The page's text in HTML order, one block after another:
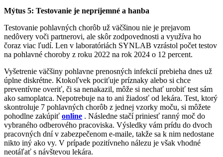
Mýtus 5: Testovanie je nepríjemné a hanba
Testovanie pohlavných chorôb už väčšinou nie je prejavom
nedôvery voči partnerovi, ale skôr zodpovednosti a využíva ho
čoraz viac ľudí. Len v laboratóriách SYNLAB vzrástol počet testov
na pohlavné choroby z roku 2022 na rok 2024 o 12 percent.
Vyšetrenie väčšiny pohlavne prenosných infekcií prebieha dnes už
úplne diskrétne. Ktokoľvek pociťuje príznaky alebo si chce
preventívne overiť, či sa nenakazil, môže si nechať urobiť test sám
ako samoplatca. Nepotrebuje na to ani žiadosť od lekára. Test, ktorý
skontroluje 7 pohlavných chorôb z jednej vzorky moču, si môžete
pohodlne zakúpiť online . Následne stačí priniesť ranný moč do
vybraného odberového pracoviska. Výsledky vám prídu do dvoch
pracovných dní v zabezpečenom e-maile, takže sa k nim nedostane
nikto iný ako vy. V prípade pozitívneho nálezu je však vhodné
neotáľať s návštevou lekára.